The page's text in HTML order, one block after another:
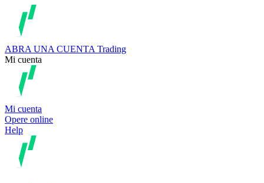
ABRA UNA CUENTA Trading
Mi cuenta
Mi cuenta
Opere online
Help